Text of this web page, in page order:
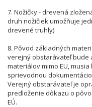
7. Nožičky - drevená
druh nožičiek umožňuje
drevené truhly)
8. Pôvod základných
verejný obstarávateľ bude
materiálov mimo EU,
sprievodnou
Verejný obstarávateľ je
predloženie dôkazu o
EÚ.